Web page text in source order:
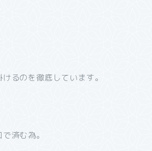
けるのを徹底しています。
済む為。